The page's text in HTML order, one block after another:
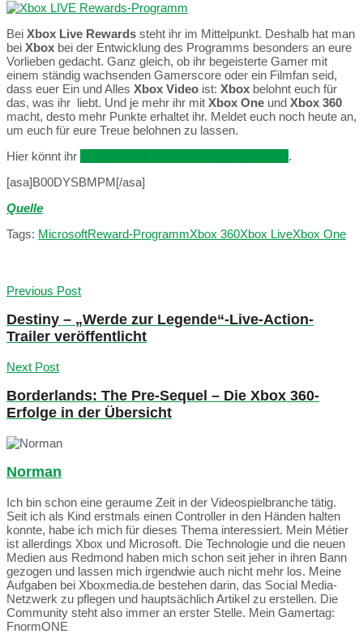
Bei Xbox Live Rewards steht ihr im Mittelpunkt. Deshalb hat man
bei Xbox bei der Entwicklung des Programms besonders an eure
Vorlieben gedacht. Ganz gleich, ob ihr begeisterte Gamer mit
einem ständig wachsenden Gamerscore oder ein Filmfan seid,
dass euer Ein und Alles Xbox Video ist: Xbox belohnt euch für
das, was ihr liebt. Und je mehr ihr mit Xbox One und Xbox 360
macht, desto mehr Punkte erhaltet ihr. Meldet euch noch heute an,
um euch für eure Treue belohnen zu lassen.
Hier könnt ihr
.
[asa]B00DYSBMPM[/asa]
Quelle
Tags: MicrosoftReward-ProgrammXbox 360Xbox LiveXbox One
Previous Post
Destiny – „Werde zur Legende“-Live-Action-
Trailer veröffentlicht
Next Post
Borderlands: The Pre-Sequel – Die Xbox 360-
Erfolge in der Übersicht
Norman
Ich bin schon eine geraume Zeit in der Videospielbranche tätig.
Seit ich als Kind erstmals einen Controller in den Händen halten
konnte, habe ich mich für dieses Thema interessiert. Mein Métier
ist allerdings Xbox und Microsoft. Die Technologie und die neuen
Medien aus Redmond haben mich schon seit jeher in ihren Bann
gezogen und lassen mich irgendwie auch nicht mehr los. Meine
Aufgaben bei Xboxmedia.de bestehen darin, das Social Media-
Netzwerk zu pflegen und hauptsächlich Artikel zu erstellen. Die
Community steht also immer an erster Stelle. Mein Gamertag:
FnormONE